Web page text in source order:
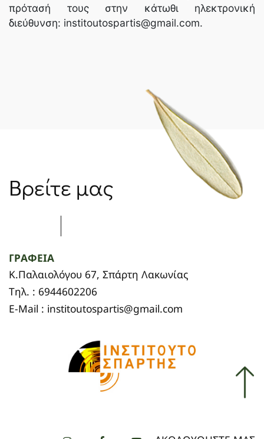
πρότασή τους στην κάτωθι ηλεκτρονική
διεύθυνση: institoutospartis@gmail.com.
Βρείτε μας
ΓΡΑΦΕΙΑ
Κ.Παλαιολόγου 67, Σπάρτη Λακωνίας
Τηλ. : 6944602206
E-Mail : institoutospartis@gmail.com